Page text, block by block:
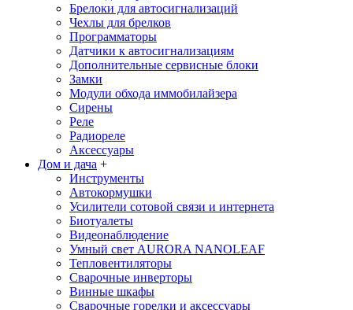
Брелоки для автосигнализаций
Чехлы для брелков
Программаторы
Датчики к автосигнализациям
Дополнительные сервисные блоки
Замки
Модули обхода иммобилайзера
Сирены
Реле
Радиореле
Аксессуары
Дом и дача +
Инструменты
Автокормушки
Усилители сотовой связи и интернета
Биотуалеты
Видеонаблюдение
Умный свет AURORA NANOLEAF
Тепловентиляторы
Сварочные инверторы
Винные шкафы
Сварочные горелки и аксессуары